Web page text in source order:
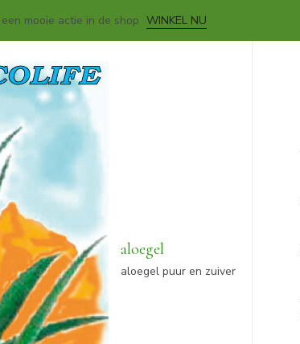
mooie actie in de shop WINKEL NU
aloegel
aloegel puur en zuiver